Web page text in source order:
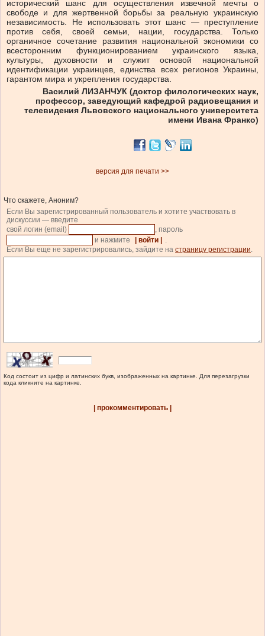
исторический шанс для осуществления извечной мечты о
свободе и для жертвенной борьбы за реальную украинскую
независимость. Не использовать этот шанс — преступление
против себя, своей семьи, нации, государства. Только
органичное сочетание развития национальной экономики со
всесторонним функционированием украинского языка,
культуры, духовности и служит основой национальной
идентификации украинцев, единства всех регионов Украины,
гарантом мира и укрепления государства.
Василий ЛИЗАНЧУК (доктор филологических наук,
профессор, заведующий кафедрой радиовещания и
телевидения Львовского национального университета
имени Ивана Франко)
версия для печати >>
Что скажете, Аноним?
Если Вы зарегистрированный пользователь и хотите участвовать в
дискуссии — введите
свой логин (email)
, пароль
и нажмите
| войти |
.
Если Вы еще не зарегистрировались, зайдите на страницу регистрации.
Код состоит из цифр и латинских букв, изображенных на картинке. Для перезагрузки
кода кликните на картинке.
| прокомментировать |